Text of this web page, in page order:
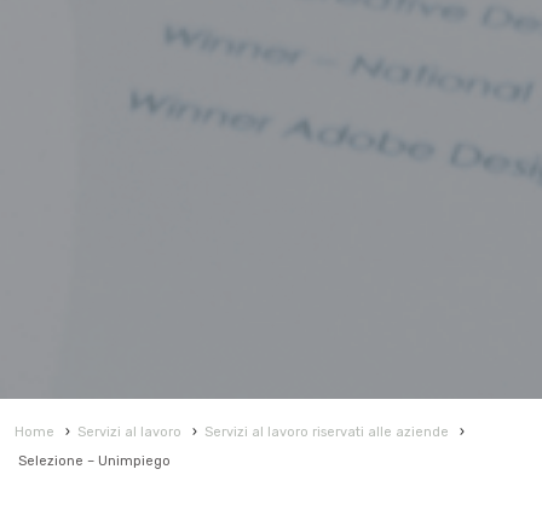
Home › Servizi al lavoro › Servizi al lavoro riservati alle aziende
›
Selezione – Unimpiego